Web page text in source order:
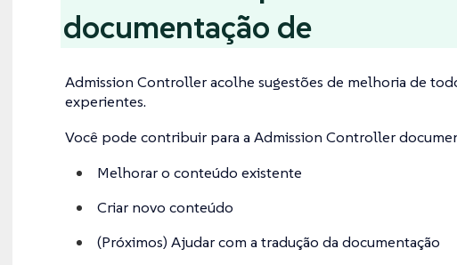
documentação de
Admission Controller acolhe sugestões de melhoria de
experientes.
Você pode contribuir para a Admission Controller
Melhorar o conteúdo existente
Criar novo conteúdo
(Próximos) Ajudar com a tradução da documentação